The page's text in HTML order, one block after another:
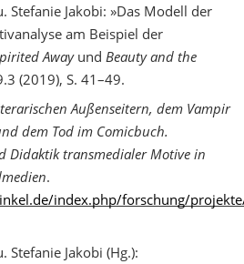
Stefanie Jakobi: »Das Modell der
am Beispiel der
Awayund Beauty and the
(2019), S. 41–49.
Außenseitern, dem Vampir
dem Tod im Comicbuch.
Didaktik transmedialer Motive in
.
index.php/forschung/
Stefanie Jakobi (Hg.):